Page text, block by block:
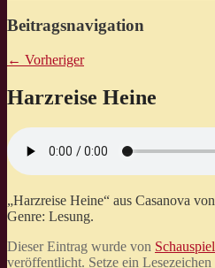
Beitragsnavigation
← Vorheriger
Harzreise Heine
„Harzreise Heine“ aus Casanova
Genre: Lesung.
Dieser Eintrag wurde von
veröffentlicht. Setze ein Lesezeichen